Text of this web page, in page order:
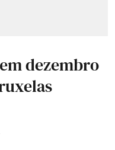
dezembro